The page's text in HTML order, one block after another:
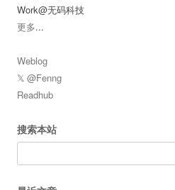
Work@无码科技
更多...
Weblog
𝕏 @Fenng
Readhub
搜索本站
for: